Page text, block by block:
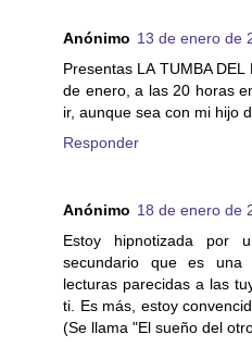
Anónimo 13 de enero de
Presentas LA TUMBA
de enero, a las 20 horas
ir, aunque sea con mi hijo
Responder
Anónimo 18 de enero de
Estoy hipnotizada por
secundario que es
lecturas parecidas a las
ti. Es más, estoy
(Se llama "El sueño del